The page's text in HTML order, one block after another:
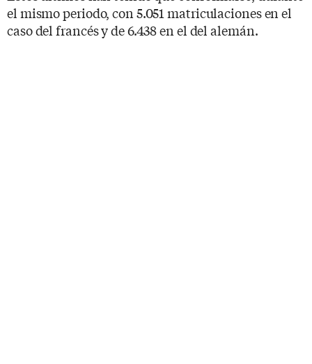
el mismo periodo, con 5.051 matriculaciones en el
caso del francés y de 6.438 en el del alemán.